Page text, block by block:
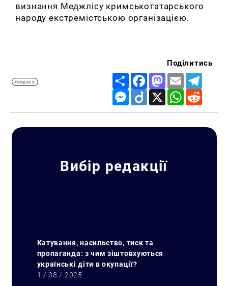
визнання Меджлісу кримськотатарського
народу екстремістською організацією.
#Меджліс
Поділитись
Share FacebookMastodon
Email
Messenger
Diigo X WhatsApp
Вибір редакції
Катування, насильство, тиск та
пропаганда: з чим зіштовхуються
українські діти в окупації?
1 / 08 / 2025